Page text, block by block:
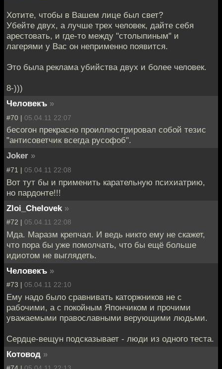
Хотите, чтобы в Вашем лице был свет?
Убейте двух, а лучше трех человек, дайте себя
арестовать, и где-то между "столыпиным" и
лагерями у Вас он неприменно появится.
Это была реклама убийства двух и более человек.
8-)))
Человекъ »
#70 | 05.04.11 22:07
бесогон прекрасно проиллюстрировал собой тезис
"антисоветчик всегда русофоб".
Joker »
#71 | 05.04.11 22:08
Вот тут бы и применить карательную психиатрию,
но пардонте!!!
Zloi_Chelovek »
#72 | 05.04.11 22:08
Мда. Маразм крепчал. И ведь никто ему не скажет,
что пора бы уже помолчать, что бы ещё больше
идиотом не выглядеть.
Человекъ »
#73 | 05.04.11 22:10
Ему надо было сравнивать каторжников не с
рабочими, а с покойным Япончиком и прочими
уважаемыми православными верующими людьми.
Сердце-вещун подсказывает - люди из одного теста.
Котовод »